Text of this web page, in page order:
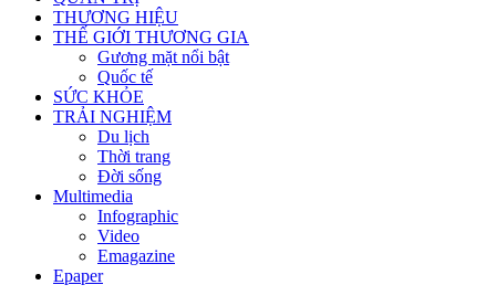
THƯƠNG HIỆU
THẾ GIỚI THƯƠNG GIA
Gương mặt nổi bật
Quốc tế
SỨC KHỎE
TRẢI NGHIỆM
Du lịch
Thời trang
Đời sống
Multimedia
Infographic
Video
Emagazine
Epaper